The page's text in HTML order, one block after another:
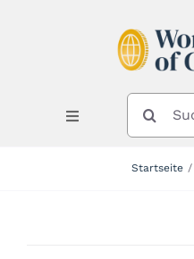
Toggle
Navigation
SUCHE
NACH:
Startseite